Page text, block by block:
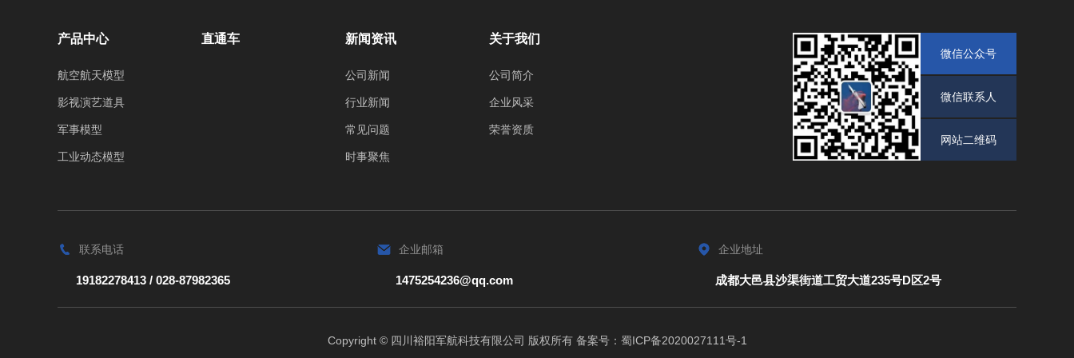
产品中心
航空航天模型
影视演艺道具
军事模型
工业动态模型
直通车 新闻资讯
公司新闻
行业新闻
常见问题
时事聚焦
关于我们
公司简介
企业风采
荣誉资质
微信公众号
微信联系人
网站二维码
联系电话
19182278413 / 028-87982365
企业邮箱
1475254236@qq.com
企业地址
成都大邑县沙渠街道工贸大道235号D区2号
Copyright © 四川裕阳军航科技有限公司 版权所有 备案号： 蜀ICP备2020027111号-1